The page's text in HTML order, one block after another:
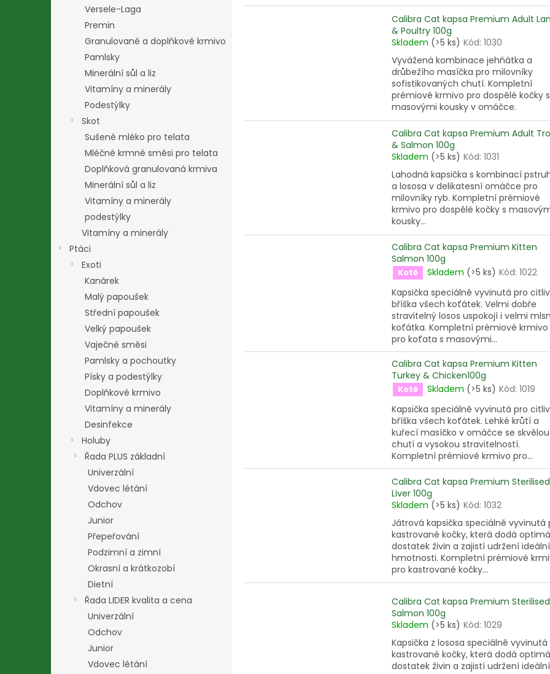
Versele-Laga
Premin
Granulované a doplňkové krmivo
Pamlsky
Minerální sůl a liz
Vitamíny a minerály
Podestýlky
Skot
Sušené mléko pro telata
Mléčné krmné směsi pro telata
Doplňková granulovaná krmiva
Minerální sůl a liz
Vitamíny a minerály
podestýlky
Vitamíny a minerály
Ptáci
Exoti
Kanárek
Malý papoušek
Střední papoušek
Velký papoušek
Vaječné směsi
Pamlsky a pochoutky
Písky a podestýlky
Doplňkové krmivo
Vitamíny a minerály
Desinfekce
Holuby
Řada PLUS základní
Univerzální
Vdovec létání
Odchov
Junior
Přepeřování
Podzimní a zimní
Okrasní a krátkozobí
Dietní
Řada LIDER kvalita a cena
Univerzální
Odchov
Junior
Vdovec létání
Calibra Cat kapsa Premium Adult
& Poultry 100g
Skladem (>5 ks) Kód: 1030
Vyvážená kombinace jehňátka a
drůbežího masíčka pro milovníky
sofistikovaných chutí. Kompletní
prémiové krmivo pro dospělé kočky s
masovými kousky v omáčce.
Calibra Cat kapsa Premium Adult
& Salmon 100g
Skladem (>5 ks) Kód: 1031
Lahodná kapsička s kombinací
a lososa v delikatesní omáčce pro
milovníky ryb. Kompletní prémiové
krmivo pro dospělé kočky s
kousky...
Calibra Cat kapsa Premium Kitten
Salmon 100g
Kotě Skladem (>5 ks) Kód: 1022
Kapsička speciálně vyvinutá pro
bříška všech koťátek. Velmi dobře
stravitelný losos uspokojí i velmi
koťátka. Kompletní prémiové krmivo
pro koťata s masovými...
Calibra Cat kapsa Premium Kitten
Turkey & Chicken100g
Kotě Skladem (>5 ks) Kód: 1019
Kapsička speciálně vyvinutá pro
bříška všech koťátek. Lehké krůtí a
kuřecí masíčko v omáčce se skvělou
chutí a vysokou stravitelností.
Kompletní prémiové krmivo pro...
Calibra Cat kapsa Premium Sterilised
Liver 100g
Skladem (>5 ks) Kód: 1032
Játrová kapsička speciálně vyvinutá
kastrované kočky, která dodá
dostatek živin a zajistí udržení ideální
hmotnosti. Kompletní prémiové
pro kastrované kočky...
Calibra Cat kapsa Premium Sterilised
Salmon 100g
Skladem (>5 ks) Kód: 1029
Kapsička z lososa speciálně vyvinutá
kastrované kočky, která dodá
dostatek živin a zajistí udržení ideální